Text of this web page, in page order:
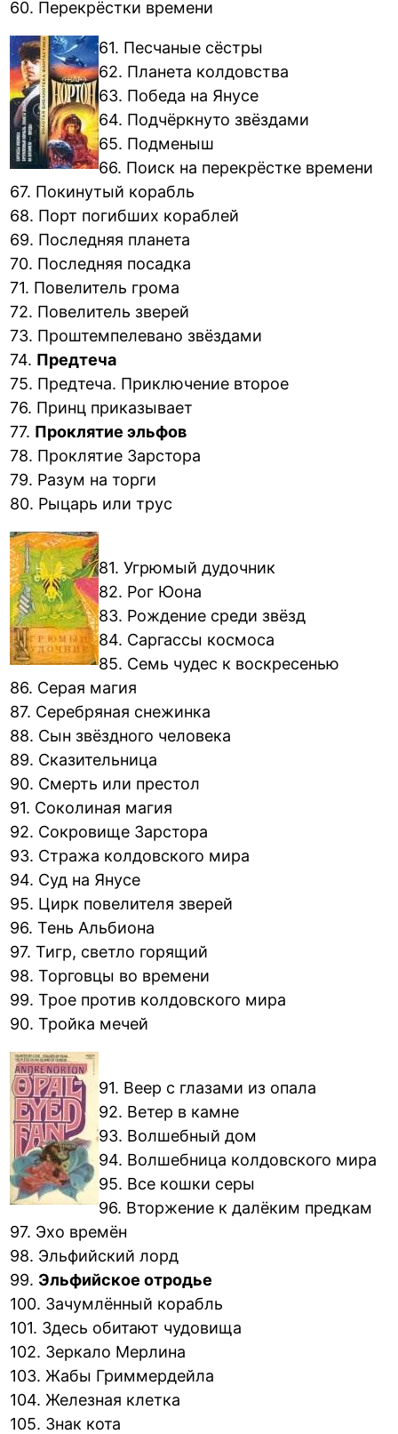
60. Перекрёстки времени
61. Песчаные сёстры
62. Планета колдовства
63. Победа на Янусе
64. Подчёркнуто звёздами
65. Подменыш
66. Поиск на перекрёстке времени
67. Покинутый корабль
68. Порт погибших кораблей
69. Последняя планета
70. Последняя посадка
71. Повелитель грома
72. Повелитель зверей
73. Проштемпелевано звёздами
74. Предтеча
75. Предтеча. Приключение второе
76. Принц приказывает
77. Проклятие эльфов
78. Проклятие Зарстора
79. Разум на торги
80. Рыцарь или трус
81. Угрюмый дудочник
82. Рог Юона
83. Рождение среди звёзд
84. Саргассы космоса
85. Семь чудес к воскресенью
86. Серая магия
87. Серебряная снежинка
88. Сын звёздного человека
89. Сказительница
90. Смерть или престол
91. Соколиная магия
92. Сокровище Зарстора
93. Стража колдовского мира
94. Суд на Янусе
95. Цирк повелителя зверей
96. Тень Альбиона
97. Тигр, светло горящий
98. Торговцы во времени
99. Трое против колдовского мира
90. Тройка мечей
91. Веер с глазами из опала
92. Ветер в камне
93. Волшебный дом
94. Волшебница колдовского мира
95. Все кошки серы
96. Вторжение к далёким предкам
97. Эхо времён
98. Эльфийский лорд
99. Эльфийское отродье
100. Зачумлённый корабль
101. Здесь обитают чудовища
102. Зеркало Мерлина
103. Жабы Гриммердейла
104. Железная клетка
105. Знак кота